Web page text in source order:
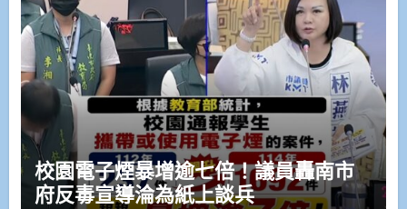
校園電子煙暴增逾七倍！議員轟南市
府反毒宣導淪為紙上談兵